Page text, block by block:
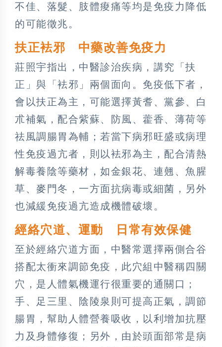
不佳、落髮、肢體痠痛等均是免疫力降低
的可能徵兆。
扶正袪邪 中藥改善免疫力
莊照宇指出，中醫診治疾病，講究「扶
正」與「袪邪」兩個面向。免疫低下者，
會以扶正為主，可能選擇黃耆、黨參、白
朮補氣，配合紫蘇、防風、藿香、薄荷等
祛風調腸胃為輔；若當下病邪旺盛或病理
性免疫過亢者，則以袪邪為主，配合清熱
解毒養陰等藥材，如金銀花、連翹、魚腥
草、麥門冬，一方面抗病毒或細菌，另外
也減緩免疫過亢造成機體破壞。
經絡穴道、運動 日常有效保健
至於經絡穴道方面，中醫常選擇兩側合谷
搭配太衝來調節免疫，此穴組中醫稱四關
穴，是人體氣機運行很重要的通關口；
手、足三里、陰陵泉則可提高正氣，調節
腸胃，幫助人體營養吸收，以利增加抗壓
力及身體修復；另外，由於頭面部常是病